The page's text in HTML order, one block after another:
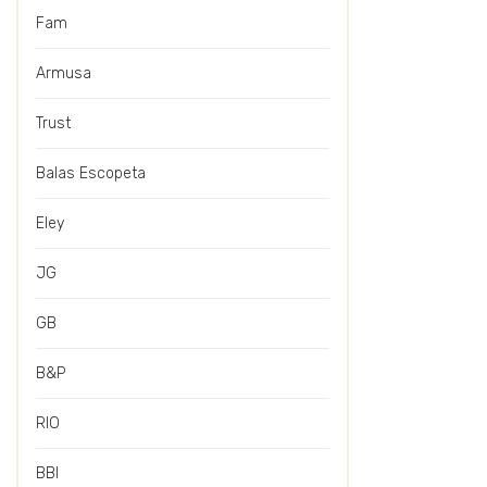
Fam
Armusa
Trust
Balas Escopeta
Eley
JG
GB
B&P
RIO
BBI